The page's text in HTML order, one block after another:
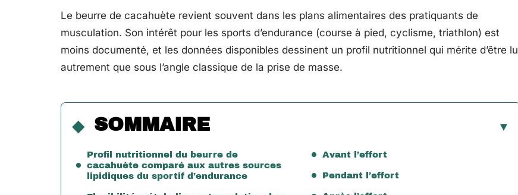
Le beurre de cacahuète revient souvent dans les plans alimentaires des pratiquants de
musculation. Son intérêt pour les sports d’endurance (course à pied, cyclisme, triathlon) est
moins documenté, et les données disponibles dessinent un profil nutritionnel qui mérite d’être lu
autrement que sous l’angle classique de la prise de masse.
SOMMAIRE
Profil nutritionnel du beurre de
cacahuète comparé aux autres sources
lipidiques du sportif d’endurance
Avant l’effort
Pendant l’effort